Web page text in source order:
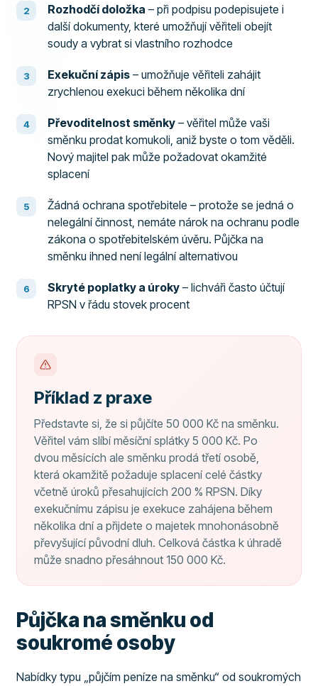
Rozhodčí doložka – při podpisu podepisujete i
další dokumenty, které umožňují věřiteli obejít
soudy a vybrat si vlastního rozhodce
Exekuční zápis – umožňuje věřiteli zahájit
zrychlenou exekuci během několika dní
Převoditelnost směnky – věřitel může vaši
směnku prodat komukoli, aniž byste o tom věděli.
Nový majitel pak může požadovat okamžité
splacení
Žádná ochrana spotřebitele – protože se jedná o
nelegální činnost, nemáte nárok na ochranu podle
zákona o spotřebitelském úvěru. Půjčka na
směnku ihned není legální alternativou
Skryté poplatky a úroky – lichváři často účtují
RPSN v řádu stovek procent
Příklad z praxe
Představte si, že si půjčíte 50 000 Kč na směnku.
Věřitel vám slíbí měsíční splátky 5 000 Kč. Po
dvou měsících ale směnku prodá třetí osobě,
která okamžitě požaduje splacení celé částky
včetně úroků přesahujících 200 % RPSN. Díky
exekučnímu zápisu je exekuce zahájena během
několika dní a přijdete o majetek mnohonásobně
převyšující původní dluh. Celková částka k úhradě
může snadno přesáhnout 150 000 Kč.
Půjčka na směnku od
soukromé osoby
Nabídky typu „půjčím peníze na směnku“ od soukromých